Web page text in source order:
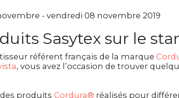
- vendredi 08 novembre 2019
Sasytex sur le
référent français de la marque
, vous avez l’occasion de trouver
produits Cordura® réalisés pour